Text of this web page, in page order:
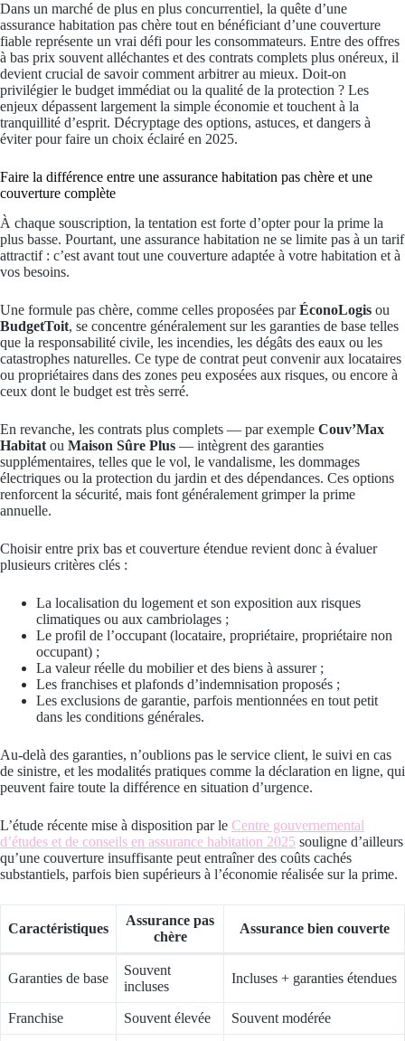
Dans un marché de plus en plus concurrentiel, la quête d’une
assurance habitation pas chère tout en bénéficiant d’une couverture
fiable représente un vrai défi pour les consommateurs. Entre des offres
à bas prix souvent alléchantes et des contrats complets plus onéreux, il
devient crucial de savoir comment arbitrer au mieux. Doit-on
privilégier le budget immédiat ou la qualité de la protection ? Les
enjeux dépassent largement la simple économie et touchent à la
tranquillité d’esprit. Décryptage des options, astuces, et dangers à
éviter pour faire un choix éclairé en 2025.
Faire la différence entre une assurance habitation pas chère et une
couverture complète
À chaque souscription, la tentation est forte d’opter pour la prime la
plus basse. Pourtant, une assurance habitation ne se limite pas à un tarif
attractif : c’est avant tout une couverture adaptée à votre habitation et à
vos besoins.
Une formule pas chère, comme celles proposées parÉconoLogis ou
BudgetToit, se concentre généralement sur les garanties de base telles
que la responsabilité civile, les incendies, les dégâts des eaux ou les
catastrophes naturelles. Ce type de contrat peut convenir aux locataires
ou propriétaires dans des zones peu exposées aux risques, ou encore à
ceux dont le budget est très serré.
En revanche, les contrats plus complets — par exemple Couv’Max
Habitat ou Maison Sûre Plus — intègrent des garanties
supplémentaires, telles que le vol, le vandalisme, les dommages
électriques ou la protection du jardin et des dépendances. Ces options
renforcent la sécurité, mais font généralement grimper la prime
annuelle.
Choisir entre prix bas et couverture étendue revient donc à évaluer
plusieurs critères clés :
La localisation du logement et son exposition aux risques
climatiques ou aux cambriolages ;
Le profil de l’occupant (locataire, propriétaire, propriétaire non
occupant) ;
La valeur réelle du mobilier et des biens à assurer ;
Les franchises et plafonds d’indemnisation proposés ;
Les exclusions de garantie, parfois mentionnées en tout petit
dans les conditions générales.
Au-delà des garanties, n’oublions pas le service client, le suivi en cas
de sinistre, et les modalités pratiques comme la déclaration en ligne, qui
peuvent faire toute la différence en situation d’urgence.
L’étude récente mise à disposition par le Centre gouvernemental
d’études et de conseils en assurance habitation 2025 souligne d’ailleurs
qu’une couverture insuffisante peut entraîner des coûts cachés
substantiels, parfois bien supérieurs à l’économie réalisée sur la prime.
Caractéristiques
Assurance pas
chère
Assurance bien couverte
Garanties de base
Souvent
incluses
Incluses + garanties étendues
Franchise Souvent élevée Souvent modérée